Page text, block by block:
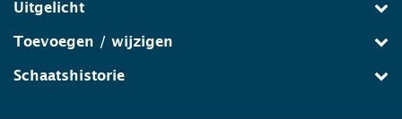
Uitgelicht
Toevoegen / wijzigen
Schaatshistorie